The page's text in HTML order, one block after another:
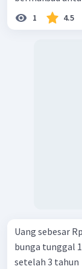
1 4.5
Uang sebesar
bunga tunggal 16%
setelah 3 tahun